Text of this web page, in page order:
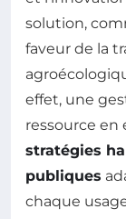
solution,
faveur de la
effet, une
ressource en
stratégies
publiques
chaque